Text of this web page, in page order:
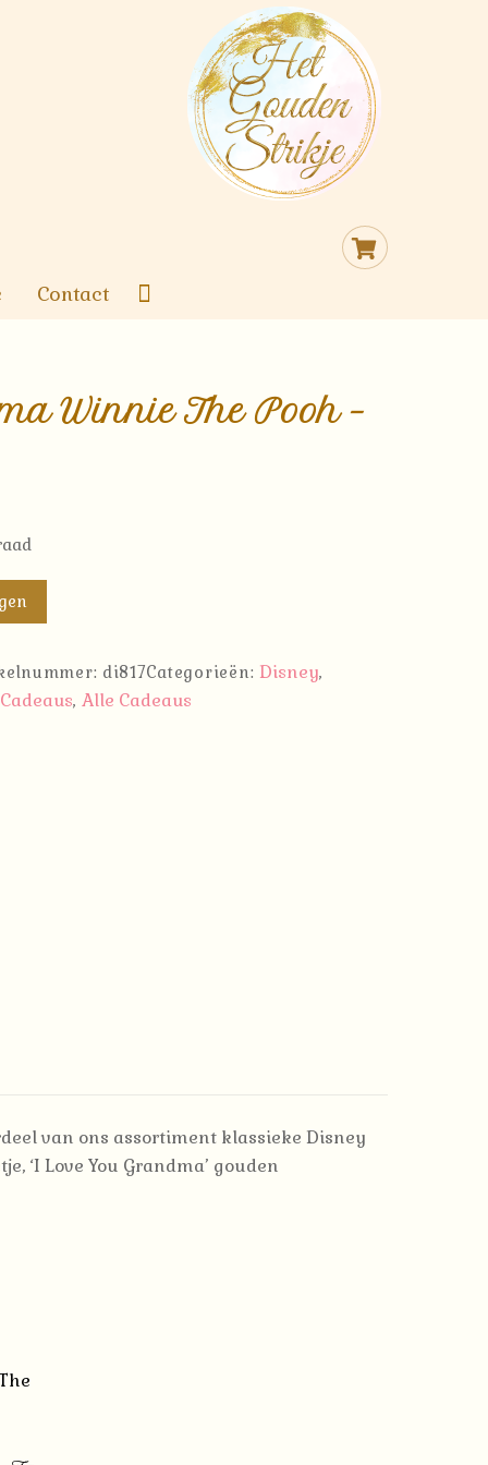
Cart
Contact
Winnie The Pooh –
di817Categorieën: Disney,
Cadeaus,Alle Cadeaus
van ons assortiment klassieke Disney
‘I Love You Grandma’ gouden